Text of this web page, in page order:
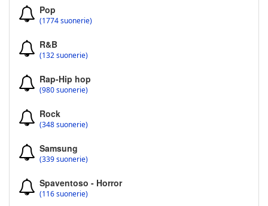
Pop
(1774 suonerie)
R&B
(132 suonerie)
Rap-Hip hop
(980 suonerie)
Rock
(348 suonerie)
Samsung
(339 suonerie)
Spaventoso - Horror
(116 suonerie)